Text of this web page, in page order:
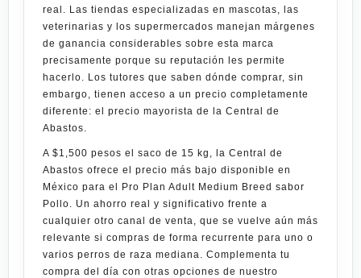
real. Las tiendas especializadas en mascotas, las
veterinarias y los supermercados manejan márgenes
de ganancia considerables sobre esta marca
precisamente porque su reputación les permite
hacerlo. Los tutores que saben dónde comprar, sin
embargo, tienen acceso a un precio completamente
diferente: el precio mayorista de la Central de
Abastos
A $1,500 pesos el saco de 15 kg, la Central de
Abastos ofrece el precio más bajo disponible en
México para el Pro Plan Adult Medium Breed sabor
Pollo. Un ahorro real y significativo frente a
cualquier otro canal de venta, que se vuelve aún más
relevante si compras de forma recurrente para uno o
varios perros de raza mediana. Complementa tu
compra del día con otras opciones de nuestro